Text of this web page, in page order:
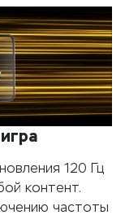
120 Гц
контент.
частоты